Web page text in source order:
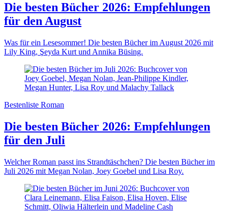
Die besten Bücher 2026: Empfehlungen
für den August
Was für ein Lesesommer! Die besten Bücher im August 2026 mit
Lily King, Şeyda Kurt und Annika Büsing.
Bestenliste Roman
Die besten Bücher 2026: Empfehlungen
für den Juli
Welcher Roman passt ins Strandtäschchen? Die besten Bücher im
Juli 2026 mit Megan Nolan, Joey Goebel und Lisa Roy.